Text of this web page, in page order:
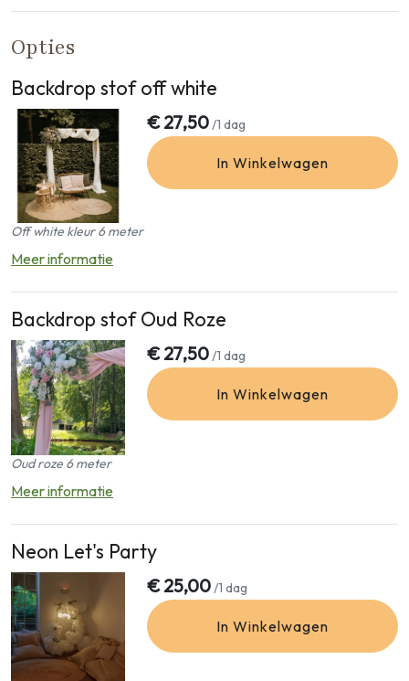
Opties
Backdrop stof off white
€27,50/1 dag
In Winkelwagen
Off white kleur 6 meter
Meer informatie
Backdrop stof Oud Roze
€27,50/1 dag
In Winkelwagen
Oud roze 6 meter
Meer informatie
Neon Let's Party
€25,00/1 dag
In Winkelwagen